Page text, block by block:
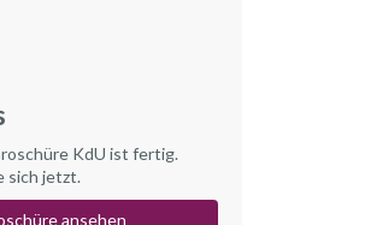
KdU ist fertig.
sich jetzt.
ansehen